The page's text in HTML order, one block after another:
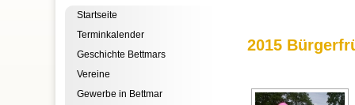
Startseite
Terminkalender
Geschichte Bettmars
Vereine
Gewerbe in Bettmar
2015